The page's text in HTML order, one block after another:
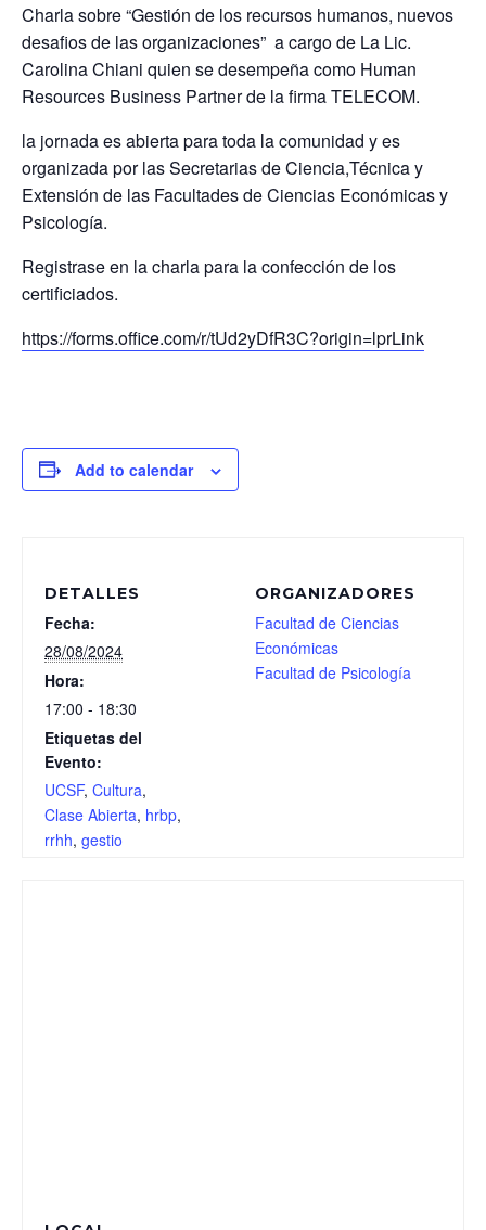
Charla sobre “Gestión de los recursos humanos, nuevos
desafios de las organizaciones” a cargo de La Lic.
Carolina Chiani quien se desempeña como Human
Resources Business Partner de la firma TELECOM.
la jornada es abierta para toda la comunidad y es
organizada por las Secretarias de Ciencia,Técnica y
Extensión de las Facultades de Ciencias Económicas y
Psicología.
Registrase en la charla para la confección de los
certificiados.
https://forms.office.com/r/tUd2yDfR3C?origin=lprLink
Add to calendar
DETALLES
Fecha:
28/08/2024
Hora:
17:00 - 18:30
Etiquetas del
Evento:
UCSF, Cultura,
Clase Abierta, hrbp,
rrhh, gestio
ORGANIZADORES
Facultad de Ciencias
Económicas
Facultad de Psicología